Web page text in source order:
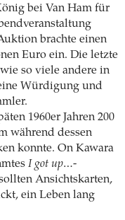
bei Van Ham für
brachte einen
Euro ein. Die letzte
so viele andere in
Würdigung und
1960er Jahren 200
während dessen
konnte. On Kawara
I got up…-
Ansichtskarten,
ein Leben lang